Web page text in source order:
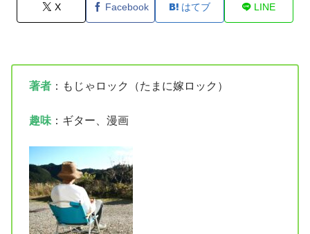
X Facebook はてブ LINE
著者 ：もじゃロック（たまに嫁ロック）
趣味 ：ギター、漫画